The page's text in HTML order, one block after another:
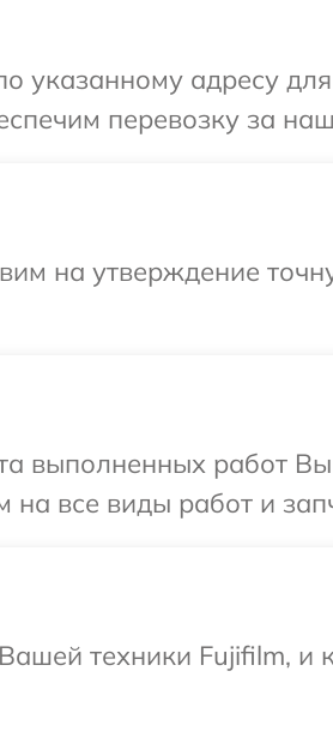
указанному адресу
перевозку за
на утверждение
выполненных работ
на все виды работ и
техники Fujifilm, и